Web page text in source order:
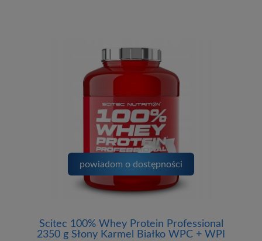
Scitec 100% Whey Protein Professional
2350 g Słony Karmel Białko WPC + WPI
powiadom o dostępności